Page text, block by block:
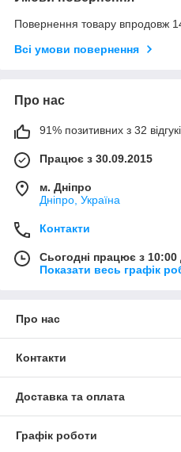
Повернення товару впродовж
Всі умови повернення
Про нас
91% позитивних з 32
Працює з 30.09.2015
м. Дніпро
Дніпро, Україна
Контакти
Сьогодні працює з 10:00
Показати весь графік
Про нас
Контакти
Доставка та оплата
Графік роботи